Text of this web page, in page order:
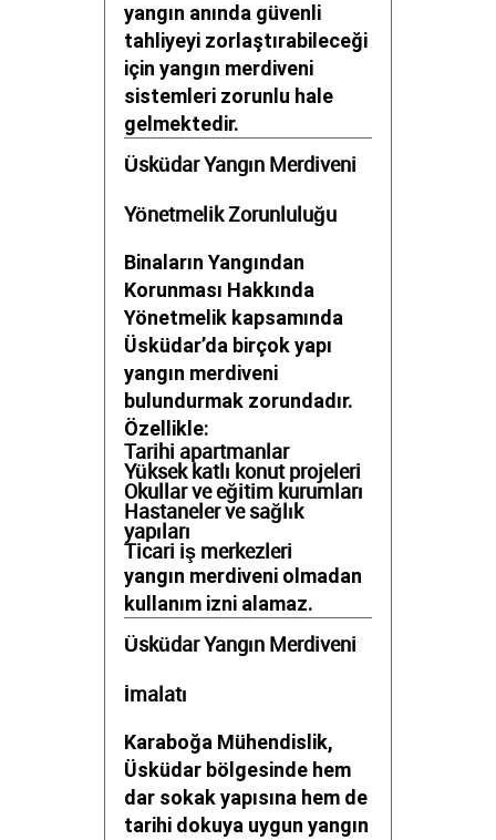
yangın anında güvenli
tahliyeyi zorlaştırabileceği
için yangın merdiveni
sistemleri zorunlu hale
gelmektedir.
Üsküdar Yangın Merdiveni
Yönetmelik Zorunluluğu
Binaların Yangından
Korunması Hakkında
Yönetmelik kapsamında
Üsküdar’da birçok yapı
yangın merdiveni
bulundurmak zorundadır.
Özellikle:
Tarihi apartmanlar
Yüksek katlı konut projeleri
Okullar ve eğitim kurumları
Hastaneler ve sağlık
yapıları
Ticari iş merkezleri
yangın merdiveni olmadan
kullanım izni alamaz.
Üsküdar Yangın Merdiveni
İmalatı
Karaboğa Mühendislik,
Üsküdar bölgesinde hem
dar sokak yapısına hem de
tarihi dokuya uygun yangın